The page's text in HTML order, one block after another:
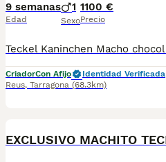
9 semanas
Edad
1
Sexo
1100 €
Precio
CriadorCon Afijo
Identidad Verificada
Reus, Tarragona (68.3km)